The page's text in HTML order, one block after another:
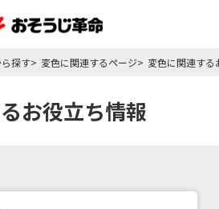
探す 変色に関連するページ 変色に関連する
お役立ち情報